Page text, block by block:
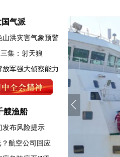
气派
山洪灾害气象预警
集：射天狼
军强大侦察能力
艘渔船
发布风险提示
航空公司回应